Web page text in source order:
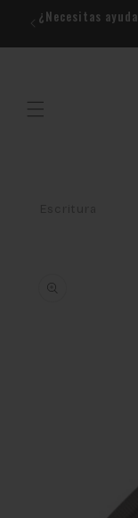
directamente
¿Necesitas
información